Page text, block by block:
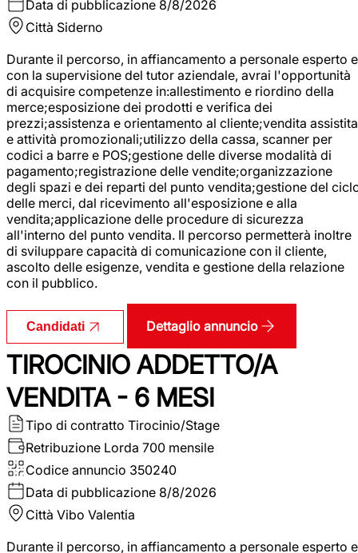
Data di pubblicazione 8/8/2026
Città Siderno
Durante il percorso, in affiancamento a personale esperto e
con la supervisione del tutor aziendale, avrai l'opportunità
di acquisire competenze in:allestimento e riordino della
merce;esposizione dei prodotti e verifica dei
prezzi;assistenza e orientamento al cliente;vendita assistita
e attività promozionali;utilizzo della cassa, scanner per
codici a barre e POS;gestione delle diverse modalità di
pagamento;registrazione delle vendite;organizzazione
degli spazi e dei reparti del punto vendita;gestione del
delle merci, dal ricevimento all'esposizione e alla
vendita;applicazione delle procedure di sicurezza
all'interno del punto vendita. Il percorso permetterà inoltre
di sviluppare capacità di comunicazione con il cliente,
ascolto delle esigenze, vendita e gestione della relazione
con il pubblico.
Candidati Dettaglio annuncio
TIROCINIO ADDETTO/A
VENDITA - 6 MESI
Tipo di contratto Tirocinio/Stage
Retribuzione Lorda 700 mensile
Codice annuncio 350240
Data di pubblicazione 8/8/2026
Città Vibo Valentia
Durante il percorso, in affiancamento a personale esperto e